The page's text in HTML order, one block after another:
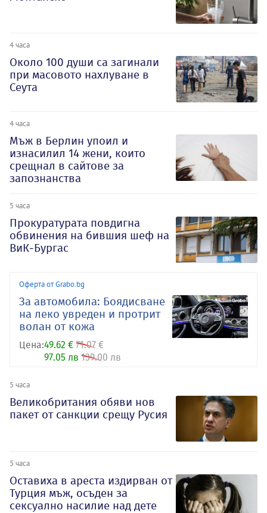
4 часа
Около 100 души са загинали
при масовото нахлуване в
Сеута
4 часа
Мъж в Берлин упоил и
изнасилил 14 жени, които
срещнал в сайтове за
запознанства
5 часа
Прокуратурата повдигна
обвинения на бившия шеф на
ВиК-Бургас
Оферта от Grabo.bg
За автомобила: Боядисване
на леко увреден и протрит
волан от кожа
Цена:49.62 € 71.07 €
97.05 лв 139.00 лв
5 часа
Великобритания обяви нов
пакет от санкции срещу Русия
5 часа
Оставиха в ареста издирван от
Турция мъж, осъден за
сексуално насилие над дете